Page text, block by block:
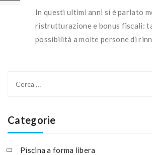
In questi ultimi anni si è parlato
ristrutturazione e bonus fiscali:
possibilità a molte persone di
Categorie
Piscina a forma libera